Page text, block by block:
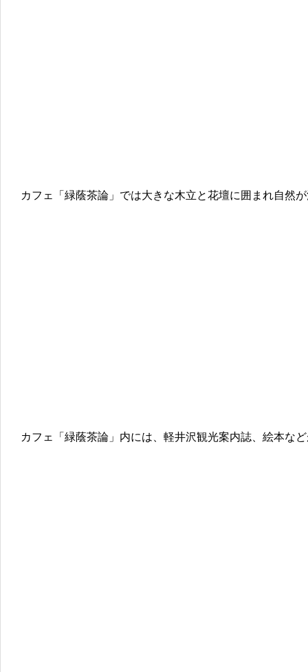
カフェ「緑蔭茶論」では大きな木立と花壇に囲まれ自然
カフェ「緑蔭茶論」内には、軽井沢観光案内誌、絵本な